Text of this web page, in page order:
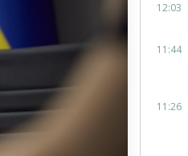
12:03
11:44
11:26